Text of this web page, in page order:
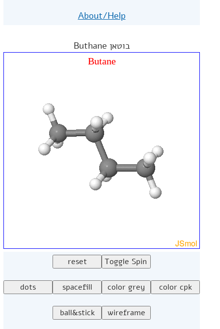
About/Help
בוטאן Buthane